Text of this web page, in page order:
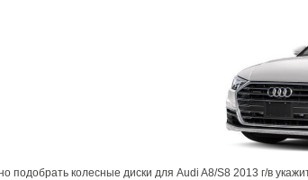
подобрать колесные диски для Audi A8/S8 2013 г/в